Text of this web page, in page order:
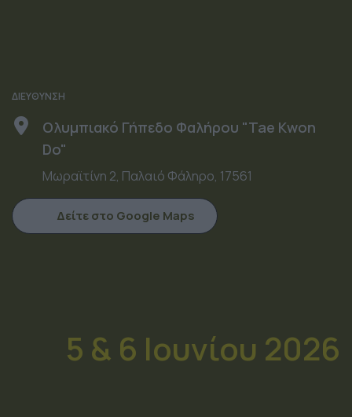
ΔΙΕΥΘΥΝΣΗ
Ολυμπιακό Γήπεδο Φαλήρου "Tae Kwon
Do"
Μωραϊτίνη 2, Παλαιό Φάληρο, 17561
Δείτε στο Google Maps
5 & 6 Ιουνίου 2026